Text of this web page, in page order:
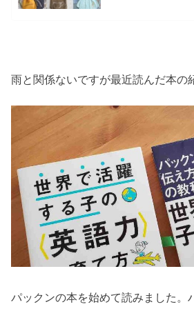
雨と関係ないですが最近読んだ本の
パックンの本を始めて読みました。